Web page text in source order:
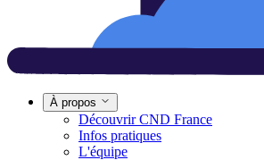
À propos
Découvrir CND France
Infos pratiques
L'équipe